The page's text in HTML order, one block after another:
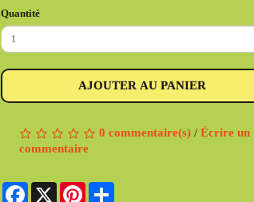
Quantité
AJOUTER AU PANIER
0 commentaire(s) /Écrire un
commentaire
Facebook
X Pinterest